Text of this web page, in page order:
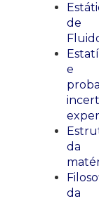
de
e
da
da